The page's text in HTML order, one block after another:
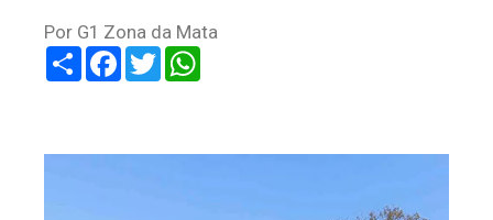
Por G1 Zona da Mata
ShareFacebook
Twitter